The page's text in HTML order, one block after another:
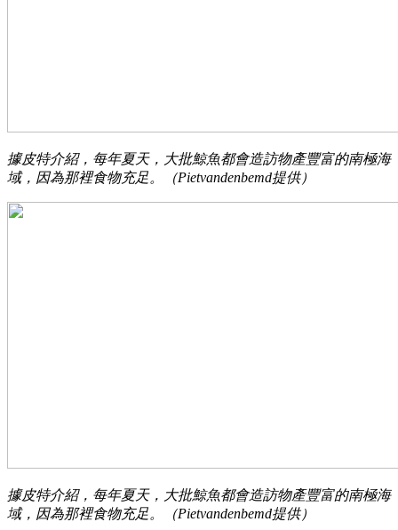
據皮特介紹，每年夏天，大批鯨魚都會造訪物產豐富的南極海
域，因為那裡食物充足。（Pietvandenbemd提供）
據皮特介紹，每年夏天，大批鯨魚都會造訪物產豐富的南極海
域，因為那裡食物充足。（Pietvandenbemd提供）